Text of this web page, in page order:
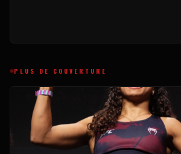
PLUS DE COUVERTURE